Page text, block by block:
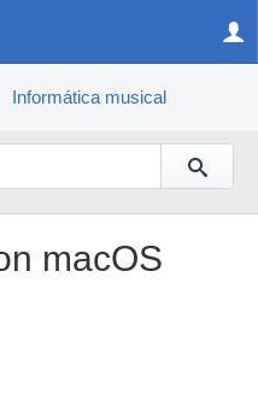
Informática musical
macOS